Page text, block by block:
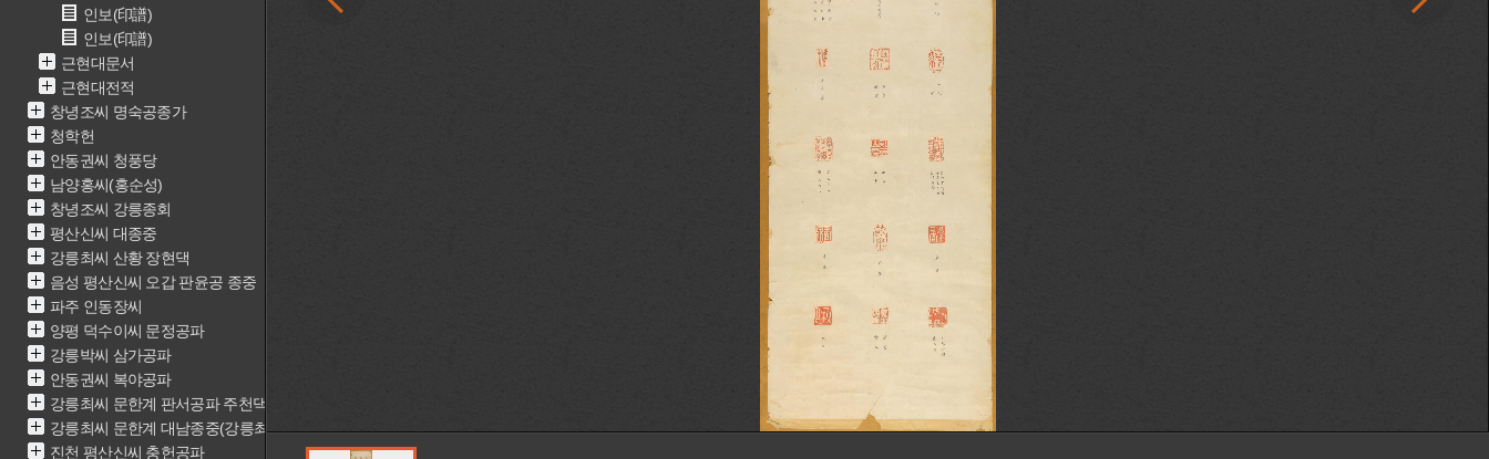
인보(印譜)
인보(印譜)
근현대문서
근현대전적
창녕조씨 명숙공종가
청학헌
안동권씨 청풍당
남양홍씨(홍순성)
창녕조씨 강릉종회
평산신씨 대종중
강릉최씨 산황 장현댁
음성 평산신씨 오갑 판윤공 종중
파주 인동장씨
양평 덕수이씨 문정공파
강릉박씨 삼가공파
안동권씨 복야공파
강릉최씨 문한계 판서공파 주천댁(최근중)
강릉최씨 문한계 대남종중(강릉최씨 문한계 재실)
진천 평산신씨 충헌공파